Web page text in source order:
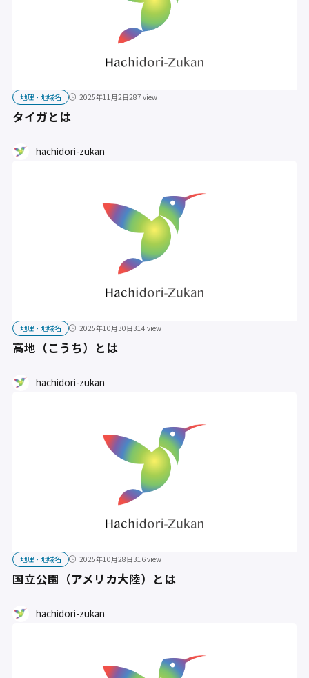
地理・地域名 2025年11月2日287 view
タイガとは
hachidori-zukan
地理・地域名 2025年10月30日314 view
高地（こうち）とは
hachidori-zukan
地理・地域名 2025年10月28日316 view
国立公園（アメリカ大陸）とは
hachidori-zukan